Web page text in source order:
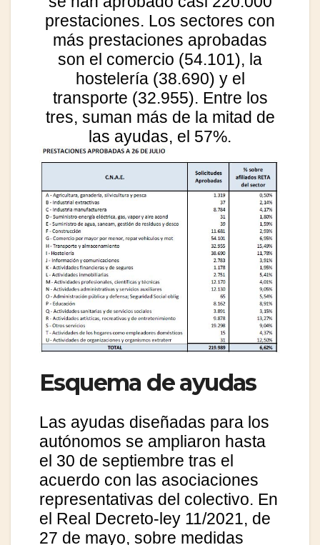
prestaciones. Los sectores con
más prestaciones aprobadas
son el comercio (54.101), la
hostelería (38.690) y el
transporte (32.955). Entre los
tres, suman más de la mitad de
las ayudas, el 57%.
Esquema de ayudas
Las ayudas diseñadas para los
autónomos se ampliaron hasta
el 30 de septiembre tras el
acuerdo con las asociaciones
representativas del colectivo. En
el Real Decreto-ley 11/2021, de
27 de mayo, sobre medidas